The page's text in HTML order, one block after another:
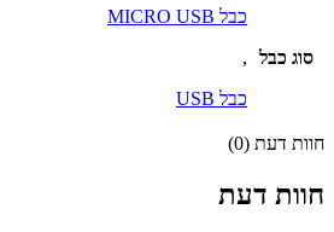
סוג כבל
כבל MICRO USB
,
כבל USB
חוות דעת (0)
חוות דעת